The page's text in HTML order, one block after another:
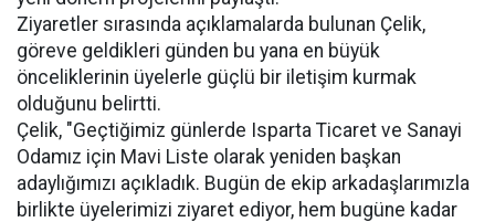
Ziyaretler sırasında açıklamalarda bulunan Çelik,
göreve geldikleri günden bu yana en büyük
önceliklerinin üyelerle güçlü bir iletişim kurmak
olduğunu belirtti.
Çelik, "Geçtiğimiz günlerde Isparta Ticaret ve Sanayi
Odamız için Mavi Liste olarak yeniden başkan
adaylığımızı açıkladık. Bugün de ekip arkadaşlarımızla
birlikte üyelerimizi ziyaret ediyor, hem bugüne kadar